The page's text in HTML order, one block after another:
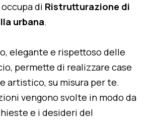
di Ristrutturazione di
urbana.
elegante e rispettoso delle
permette di realizzare case
artistico, su misura per te.
vengono svolte in modo da
e i desideri del